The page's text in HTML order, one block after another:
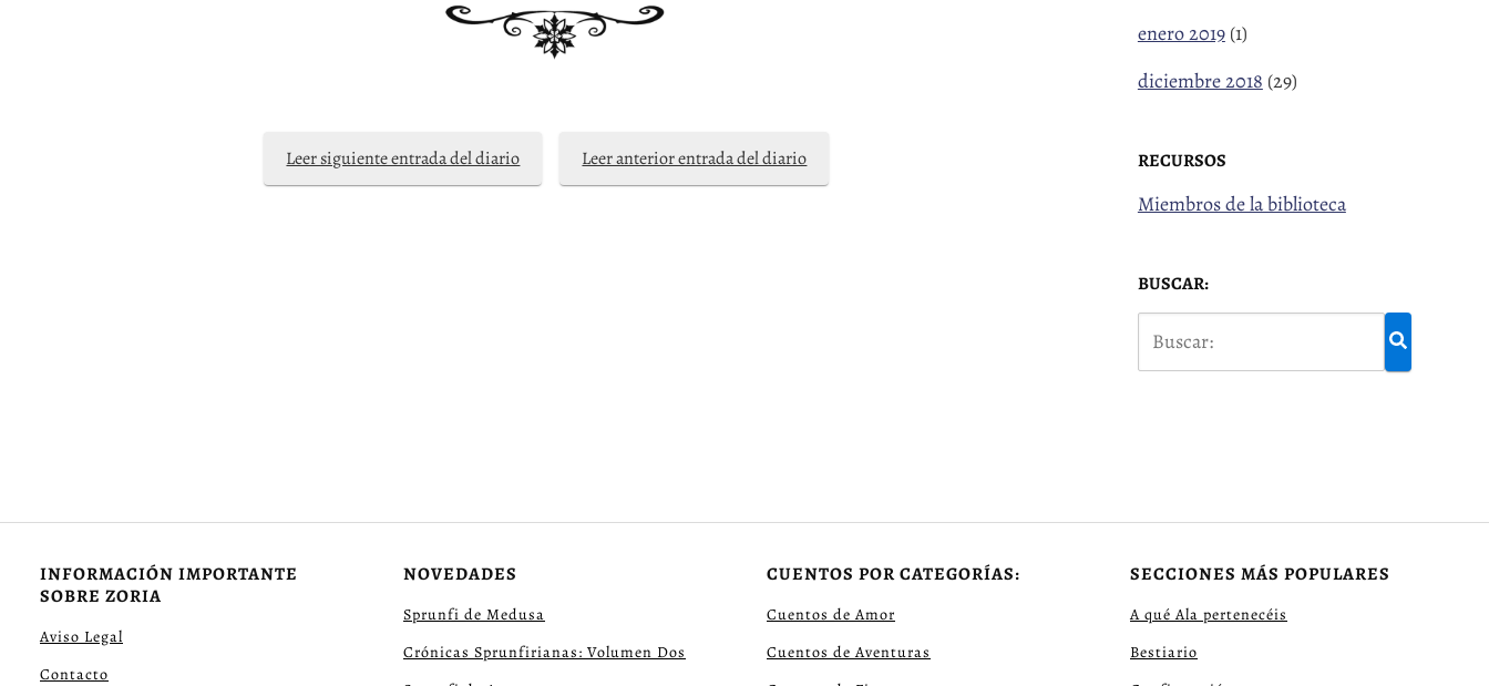
Leer siguiente entrada del diario Leer anterior entrada del diario
enero 2019(1)
diciembre 2018 (29)
RECURSOS
Miembros de la biblioteca
BUSCAR:
INFORMACIÓN IMPORTANTE
SOBRE ZORIA
Aviso Legal
Contacto
NOVEDADES
Sprunfi de Medusa
Crónicas Sprunfirianas: Volumen Dos
CUENTOS POR CATEGORÍAS:
Cuentos de Amor
Cuentos de Aventuras
SECCIONES MÁS POPULARES
A qué Ala pertenecéis
Bestiario